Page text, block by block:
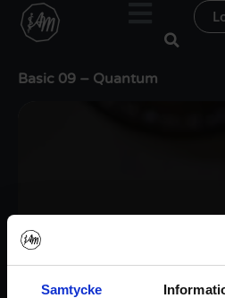
Samtycke
Hoppa
Basic 09 – Quantum